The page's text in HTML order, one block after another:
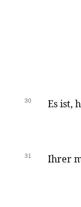
30 Es ist,
31 Ihrer